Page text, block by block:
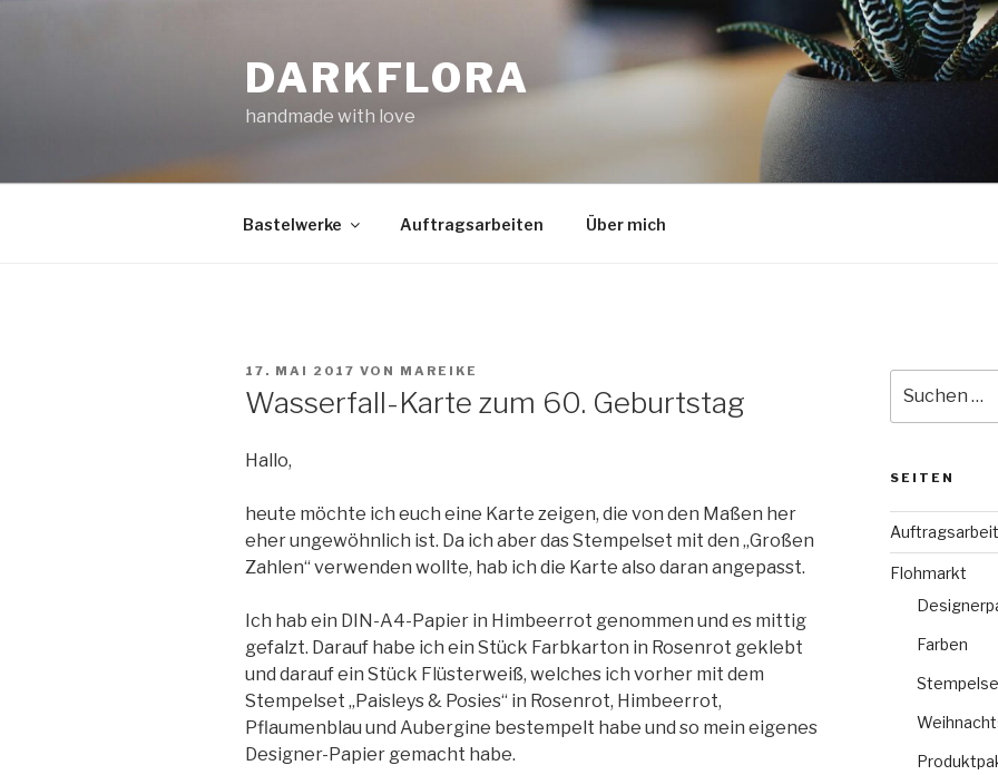
DARKFLORA
handmade with love
Bastelwerke Auftragsarbeiten Über mich
VERÖFFENTLICHT
17. MAI 2017 VON MAREIKE
Wasserfall-Karte zum 60. Geburtstag
Hallo,
heute möchte ich euch eine Karte zeigen, die von den Maßen her
eher ungewöhnlich ist. Da ich aber das Stempelset mit den „Großen
Zahlen“ verwenden wollte, hab ich die Karte also daran angepasst.
Ich hab ein DIN-A4-Papier in Himbeerrot genommen und es mittig
gefalzt. Darauf habe ich ein Stück Farbkarton in Rosenrot geklebt
und darauf ein Stück Flüsterweiß, welches ich vorher mit dem
Stempelset „Paisleys & Posies“ in Rosenrot, Himbeerrot,
Pflaumenblau und Aubergine bestempelt habe und so mein eigenes
Designer-Papier gemacht habe.
nach:
SEITEN
Flohmarkt
Farben